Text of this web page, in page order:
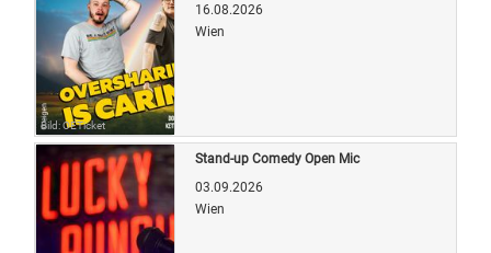
Bild: OETicket
16.08.2026
Wien
Stand-up Comedy Open Mic
03.09.2026
Wien